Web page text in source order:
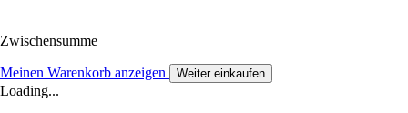
Zwischensumme
Meinen Warenkorb anzeigen Weiter einkaufen
Loading...